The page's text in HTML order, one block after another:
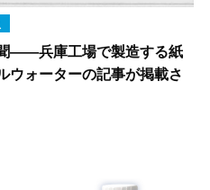
――兵庫工場で製造する紙
ウォーターの記事が掲載さ